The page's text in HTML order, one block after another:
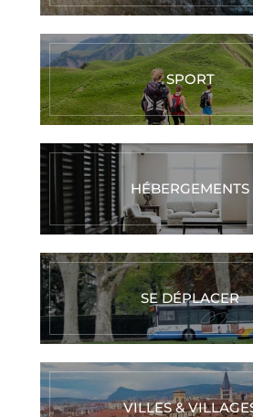
Réalisez vos
couteaux au
choix grâce à la
technique de
l'enlèvement de
matière
Réserver
Maintenant
SPORT
HÉBERGEMENTS
SE DÉPLACER
VILLES &